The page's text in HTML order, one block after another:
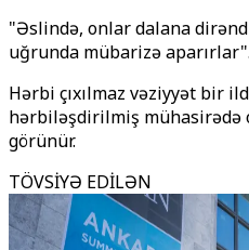
"Əslində, onlar dalana
uğrunda mübarizə aparırlar".
Hərbi çıxılmaz vəziyyət bir
hərbiləşdirilmiş mühasirədə
görünür.
TÖVSİYƏ EDİLƏN